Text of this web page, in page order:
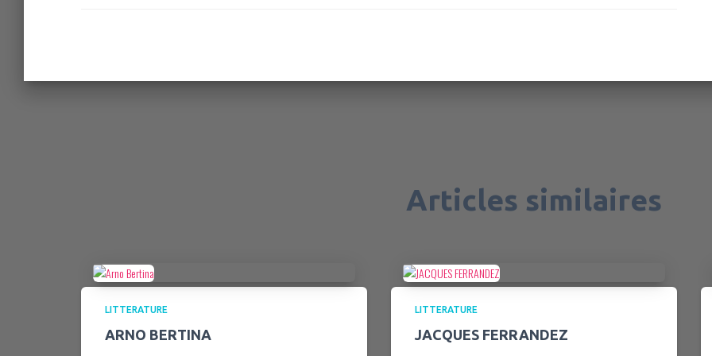
Articles similaires
LITTERATURE
ARNO BERTINA
LITTERATURE
JACQUES FERRANDEZ